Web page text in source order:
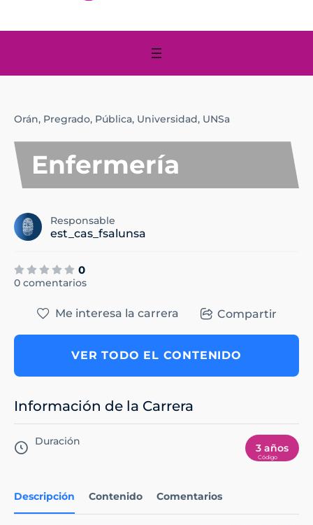
Orán, Pregrado, Pública, Universidad, UNSa
Enfermería
Responsable
est_cas_fsalunsa
0
0 comentarios
Descripción Contenido Comentarios
Me interesa la carrera Compartir
VER TODO EL CONTENIDO
Información de la Carrera
Duración
3 años